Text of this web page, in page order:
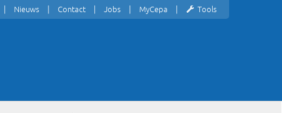
Nieuws Contact Jobs MyCepa Tools